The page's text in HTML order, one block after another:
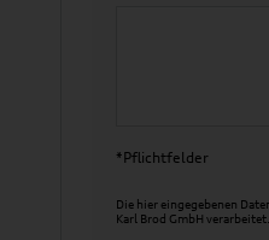
*Pflichtfelder
Die hier eingegebenen
Karl Brod GmbH